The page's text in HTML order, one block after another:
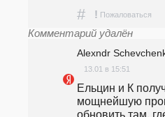
# ! Пожаловаться
Комментарий удалён
Alexndr
13.01 в 15:51
Ельцин и К
мощнейшую
обновить там,